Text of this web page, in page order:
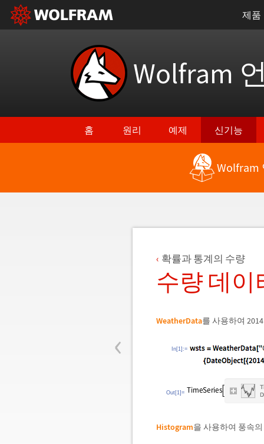
제품
Wolfram
홈 원리 예제 신기능
Wolfram
‹
확률과 통계의 수량
수량 데이
WeatherData를 사용하여
In[1]:=
Out[1]=
Histogram을 사용하여 풍속